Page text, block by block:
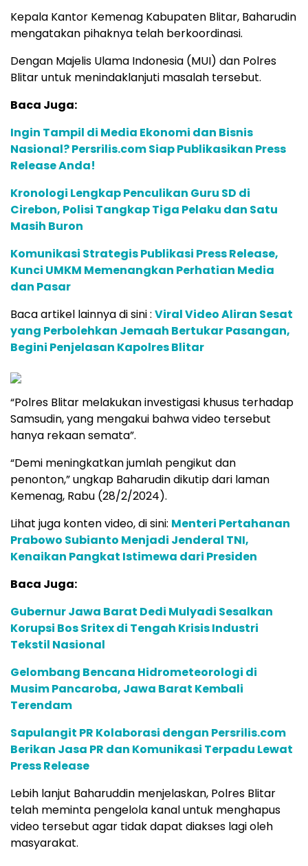
Kepala Kantor Kemenag Kabupaten Blitar, Baharudin
mengatakan pihaknya telah berkoordinasi.
Dengan Majelis Ulama Indonesia (MUI) dan Polres
Blitar untuk menindaklanjuti masalah tersebut.
Baca Juga:
Ingin Tampil di Media Ekonomi dan Bisnis
Nasional? Persrilis.com Siap Publikasikan Press
Release Anda!
Kronologi Lengkap Penculikan Guru SD di
Cirebon, Polisi Tangkap Tiga Pelaku dan Satu
Masih Buron
Komunikasi Strategis Publikasi Press Release,
Kunci UMKM Memenangkan Perhatian Media
dan Pasar
Baca artikel lainnya di sini : Viral Video Aliran Sesat
yang Perbolehkan Jemaah Bertukar Pasangan,
Begini Penjelasan Kapolres Blitar
“Polres Blitar melakukan investigasi khusus terhadap
Samsudin, yang mengakui bahwa video tersebut
hanya rekaan semata”.
“Demi meningkatkan jumlah pengikut dan
penonton,” ungkap Baharudin dikutip dari laman
Kemenag, Rabu (28/2/2024).
Lihat juga konten video, di sini: Menteri Pertahanan
Prabowo Subianto Menjadi Jenderal TNI,
Kenaikan Pangkat Istimewa dari Presiden
Baca Juga:
Gubernur Jawa Barat Dedi Mulyadi Sesalkan
Korupsi Bos Sritex di Tengah Krisis Industri
Tekstil Nasional
Gelombang Bencana Hidrometeorologi di
Musim Pancaroba, Jawa Barat Kembali
Terendam
Sapulangit PR Kolaborasi dengan Persrilis.com
Berikan Jasa PR dan Komunikasi Terpadu Lewat
Press Release
Lebih lanjut Baharuddin menjelaskan, Polres Blitar
telah meminta pengelola kanal untuk menghapus
video tersebut agar tidak dapat diakses lagi oleh
masyarakat.